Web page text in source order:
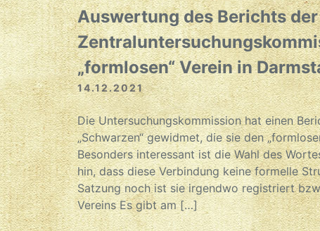
Auswertung des Berichts der
„formlosen“ Verein in
14.12.2021
Die Untersuchungskommission hat einen
„Schwarzen“ gewidmet, die sie den
Besonders interessant ist die Wahl des
hin, dass diese Verbindung keine formelle
Satzung noch ist sie irgendwo registriert
Vereins Es gibt am […]